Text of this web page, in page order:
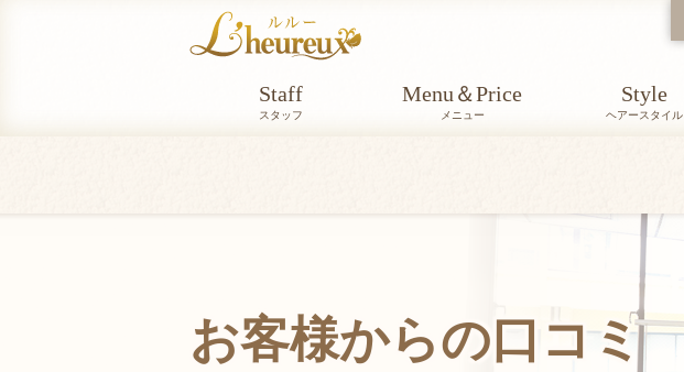
Staff
スタッフ
Menu＆Price
メニュー
Style
ヘアースタイル
お客様からの口コミ